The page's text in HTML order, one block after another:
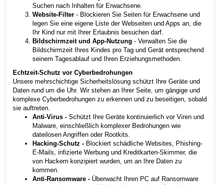
Suchen nach Inhalten für Erwachsene.
Website-Filter - Blockieren Sie Seiten für Erwachsene und
legen Sie eine eigene Liste der Webseiten und Apps an, die
Ihr Kind nur mit Ihrer Erlaubnis besuchen darf.
Bildschirmzeit und App-Nutzung - Verwalten Sie die
Bildschirmzeit Ihres Kindes pro Tag und Gerät entsprechend
seinem Tagesablauf und Ihren Erziehungsmethoden.
Echtzeit-Schutz vor Cyberbedrohungen
Unsere mehrschichtige Sicherheitslösung schützt Ihre Geräte und
Daten rund um die Uhr. Wir stehen an Ihrer Seite, um gängige und
komplexe Cyberbedrohungen zu erkennen und zu beseitigen, sobald
sie auftreten.
Anti-Virus - Schützt Ihre Geräte kontinuierlich vor Viren und
Malware, einschließlich komplexer Bedrohungen wie
dateilosen Angriffen oder Rootkits.
Hacking-Schutz - Blockiert schädliche Websites, Phishing-
E-Mails, infizierte Werbung und Kreditkarten-Skimmer, die
von Hackern konzipiert wurden, um an Ihre Daten zu
kommen.
Anti-Ransomware - Überwacht Ihren PC auf Ransomware